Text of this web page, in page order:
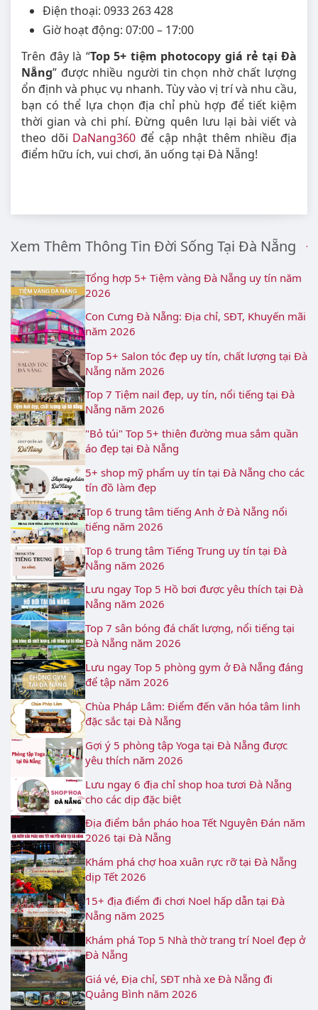
Điện thoại: 0933 263 428
Giờ hoạt động: 07:00 – 17:00
Trên đây là “Top 5+ tiệm photocopy giá rẻ tại Đà
Nẵng” được nhiều người tin chọn nhờ chất lượng
ổn định và phục vụ nhanh. Tùy vào vị trí và nhu cầu,
bạn có thể lựa chọn địa chỉ phù hợp để tiết kiệm
thời gian và chi phí. Đừng quên lưu lại bài viết và
theo dõi DaNang360 để cập nhật thêm nhiều địa
điểm hữu ích, vui chơi, ăn uống tại Đà Nẵng!
Xem Thêm Thông Tin Đời Sống Tại Đà Nẵng
Tổng hợp 5+ Tiệm vàng Đà Nẵng uy tín năm
2026
Con Cưng Đà Nẵng: Địa chỉ, SĐT, Khuyến mãi
năm 2026
Top 5+ Salon tóc đẹp uy tín, chất lượng tại Đà
Nẵng năm 2026
Top 7 Tiệm nail đẹp, uy tín, nổi tiếng tại Đà
Nẵng năm 2026
"Bỏ túi" Top 5+ thiên đường mua sắm quần
áo đẹp tại Đà Nẵng
5+ shop mỹ phẩm uy tín tại Đà Nẵng cho các
tín đồ làm đẹp
Top 6 trung tâm tiếng Anh ở Đà Nẵng nổi
tiếng năm 2026
Top 6 trung tâm Tiếng Trung uy tín tại Đà
Nẵng năm 2026
Lưu ngay Top 5 Hồ bơi được yêu thích tại Đà
Nẵng năm 2026
Top 7 sân bóng đá chất lượng, nổi tiếng tại
Đà Nẵng năm 2026
Lưu ngay Top 5 phòng gym ở Đà Nẵng đáng
để tập năm 2026
Chùa Pháp Lâm: Điểm đến văn hóa tâm linh
đặc sắc tại Đà Nẵng
Gợi ý 5 phòng tập Yoga tại Đà Nẵng được
yêu thích năm 2026
Lưu ngay 6 địa chỉ shop hoa tươi Đà Nẵng
cho các dịp đặc biệt
Địa điểm bắn pháo hoa Tết Nguyên Đán năm
2026 tại Đà Nẵng
Khám phá chợ hoa xuân rực rỡ tại Đà Nẵng
dịp Tết 2026
15+ địa điểm đi chơi Noel hấp dẫn tại Đà
Nẵng năm 2025
Khám phá Top 5 Nhà thờ trang trí Noel đẹp ở
Đà Nẵng
Giá vé, Địa chỉ, SĐT nhà xe Đà Nẵng đi
Quảng Bình năm 2026